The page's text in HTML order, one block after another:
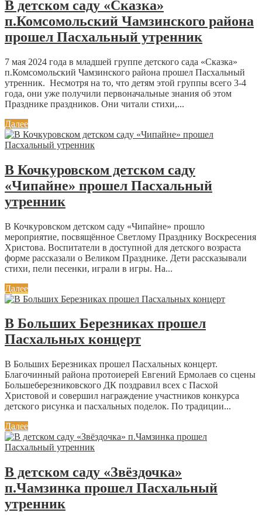
В детском саду «Сказка»
п.Комсомольский Чамзинского района
прошел Пасхальный утренник
7 мая 2024 года в младшей группе детского сада «Сказка»
п.Комсомольский Чамзинского района прошел Пасхальный
утренник. Несмотря на то, что детям этой группы всего 3-4
года, они уже получили первоначальные знания об этом
Празднике праздников. Они читали стихи,...
Далее
В Кочкуровском детском саду
«Чипайне» прошел Пасхальный
утренник
В Кочкуровском детском саду «Чипайне» прошло
мероприятие, посвящённое Светлому Празднику Воскресения
Христова. Воспитатели в доступной для детского возраста
форме рассказали о Великом Празднике. Дети рассказывали
стихи, пели песенки, играли в игры. На...
Далее
В Больших Березниках прошел
Пасхальных концерт
В Больших Березниках прошел Пасхальных концерт.
Благочинный района протоиерей Евгений Ермолаев со сцены
Большеберезниковского ДК поздравил всех с Пасхой
Христовой и совершил награждение участников конкурса
детского рисунка и пасхальных поделок. По традиции...
Далее
В детском саду «Звёздочка»
п.Чамзинка прошел Пасхальный
утренник